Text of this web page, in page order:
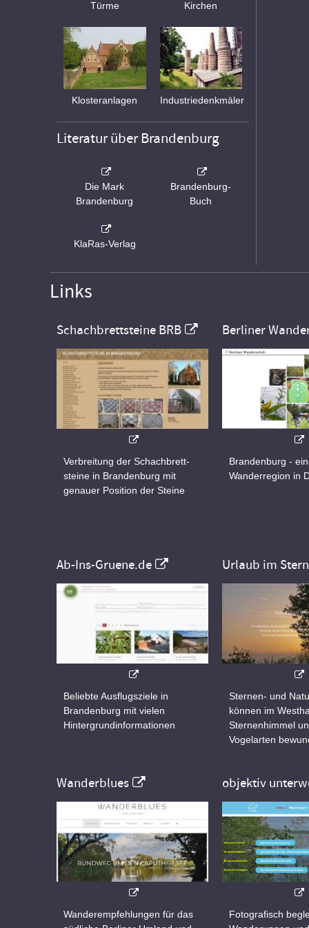
Türme Kirchen
Klosteranlagen Industriedenkmäler
Literatur über Brandenburg
Die Mark
Brandenburg
Brandenburg-
Buch
KlaRas-Verlag
Links
Schachbrettsteine BRB
Verbreitung der Schachbrett-
steine in Brandenburg mit
genauer Position der Steine
Berliner
Brandenburg -
Wanderregion in
Ab-Ins-Gruene.de
Beliebte Ausflugsziele in
Brandenburg mit vielen
Hintergrundinformationen
Urlaub im
Sternen- und
können im
Sternenhimmel
Vogelarten
Wanderblues
Wanderempfehlungen für das
objektiv
Fotografisch